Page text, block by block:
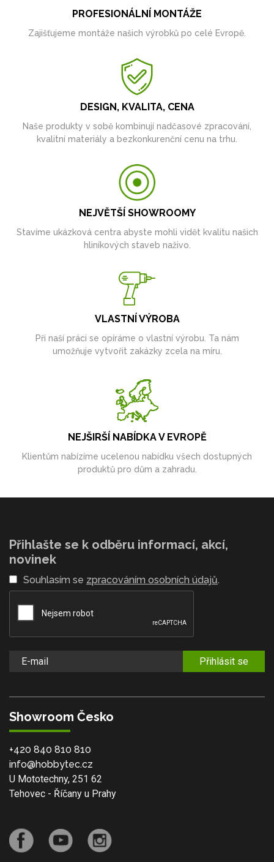
PROFESIONÁLNÍ MONTÁŽE
Zajišťujeme montáže našich výrobků po celé Evropě.
DESIGN, KVALITA, CENA
Naše produkty v sobě kombinují nadčasové zpracování,
kvalitní materiály a bezkonkurenční cenu na trhu.
NEJVĚTŠÍ SHOWROOMY
Stavíme ukázková centra abyste mohli vidět kvalitu našich
hliníkových staveb naživo.
VLASTNÍ VÝROBA
Při naší práci se opíráme o vlastní výrobu. Ta nám
umožňuje vytvořit zakázky zcela na míru.
NEJŠIRŠÍ NABÍDKA V EVROPĚ
Klientům nabízíme ucelenou nabídku všech dostupných
produktů pro dům a zahradu.
Přihlašte se k odběru informací, akcí,
novinek
Souhlasím se zpracováním osobních údajů.
Přihlásit se
Showroom Česko
+420 840 810 810
info@hobbytec.cz
U Mototechny, 251 62
Tehovec - Říčany u Prahy